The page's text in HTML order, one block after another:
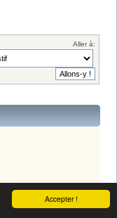
Accepter !
Aller à:
ou devous inscrire.